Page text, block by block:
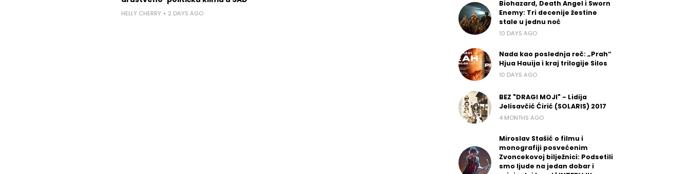
HELLY CHERRY 2 DAYS AGO
Biohazard, Death Angel i Sworn
Enemy: Tri decenije žestine
stale u jednu noć
10 DAYS AGO
Nada kao poslednja reč: „Prah“
Hjua Hauija i kraj trilogije Silos
10 DAYS AGO
BEZ "DRAGI MOJI" - Lidija
Jelisavčić Ćirić (SOLARIS) 2017
4 MONTHS AGO
Miroslav Stašić o filmu i
monografiji posvećenim
Zvoncekovoj bilježnici: Podsetili
smo ljude na jedan dobar i